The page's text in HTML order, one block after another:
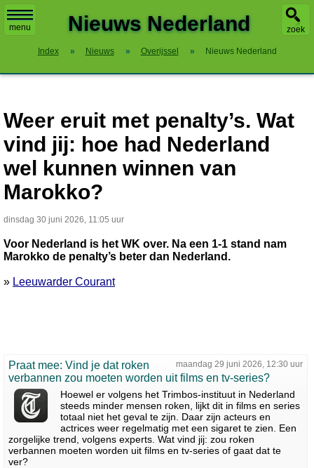
menu zoek
Nieuws Nederland
Index » Nieuws » Overijssel » Nieuws Nederland
Weer eruit met penalty’s. Wat
vind jij: hoe had Nederland
wel kunnen winnen van
Marokko?
dinsdag 30 juni 2026, 11:05 uur
Voor Nederland is het WK over. Na een 1-1 stand nam
Marokko de penalty’s beter dan Nederland.
» Leeuwarder Courant
maandag 29 juni 2026, 12:30 uur
Praat mee: Vind je dat roken
verbannen zou moeten worden uit films en tv-series?
Hoewel er volgens het Trimbos-instituut in Nederland
steeds minder mensen roken, lijkt dit in films en series
totaal niet het geval te zijn. Daar zijn acteurs en
actrices weer regelmatig met een sigaret te zien. Een
zorgelijke trend, volgens experts. Wat vind jij: zou roken
verbannen moeten worden uit films en tv‑series of gaat dat te
ver?